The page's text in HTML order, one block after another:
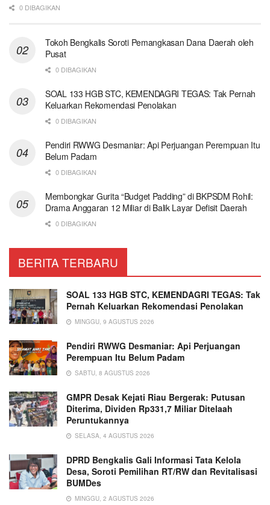
0 DIBAGIKAN
Tokoh Bengkalis Soroti Pemangkasan Dana Daerah oleh
Pusat
0 DIBAGIKAN
SOAL 133 HGB STC, KEMENDAGRI TEGAS: Tak Pernah
Keluarkan Rekomendasi Penolakan
0 DIBAGIKAN
Pendiri RWWG Desmaniar: Api Perjuangan Perempuan Itu
Belum Padam
0 DIBAGIKAN
Membongkar Gurita “Budget Padding” di BKPSDM Rohil:
Drama Anggaran 12 Miliar di Balik Layar Defisit Daerah
0 DIBAGIKAN
BERITA TERBARU
SOAL 133 HGB STC, KEMENDAGRI TEGAS: Tak
Pernah Keluarkan Rekomendasi Penolakan
MINGGU, 9 AGUSTUS 2026
Pendiri RWWG Desmaniar: Api Perjuangan
Perempuan Itu Belum Padam
SABTU, 8 AGUSTUS 2026
GMPR Desak Kejati Riau Bergerak: Putusan
Diterima, Dividen Rp331,7 Miliar Ditelaah
Peruntukannya
SELASA, 4 AGUSTUS 2026
DPRD Bengkalis Gali Informasi Tata Kelola
Desa, Soroti Pemilihan RT/RW dan Revitalisasi
BUMDes
MINGGU, 2 AGUSTUS 2026